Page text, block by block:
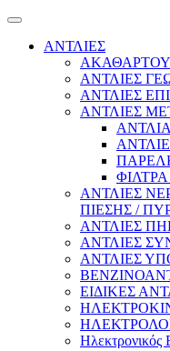
ΑΝΤΛΙΕΣ
ΑΝΤΛΙΕΣ
ΑΝΤΛΙΕΣ
ΑΝΤΛΙΕΣ
ΑΝΤΛΙΕΣ
ΠΙΕΣΗΣ /
ΑΝΤΛΙΕΣ
ΑΝΤΛΙΕΣ
ΑΝΤΛΙΕΣ
ΕΙΔΙΚΕΣ
Ηλεκτρονικός